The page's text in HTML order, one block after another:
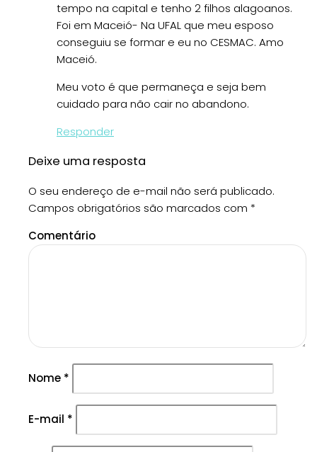
tempo na capital e tenho 2 filhos alagoanos.
Foi em Maceió- Na UFAL que meu esposo
conseguiu se formar e eu no CESMAC. Amo
Maceió.
Meu voto é que permaneça e seja bem
cuidado para não cair no abandono.
Responder
Deixe uma resposta
O seu endereço de e-mail não será publicado.
Campos obrigatórios são marcados com *
Comentário
Nome *
E-mail *